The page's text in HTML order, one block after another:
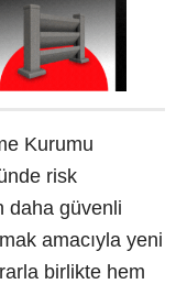
Kurumu
risk
daha güvenli
amacıyla yeni
birlikte hem